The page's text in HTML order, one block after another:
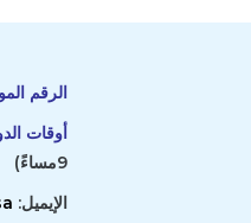
الرقم
أوقات
9مساءً)
الإيميل: